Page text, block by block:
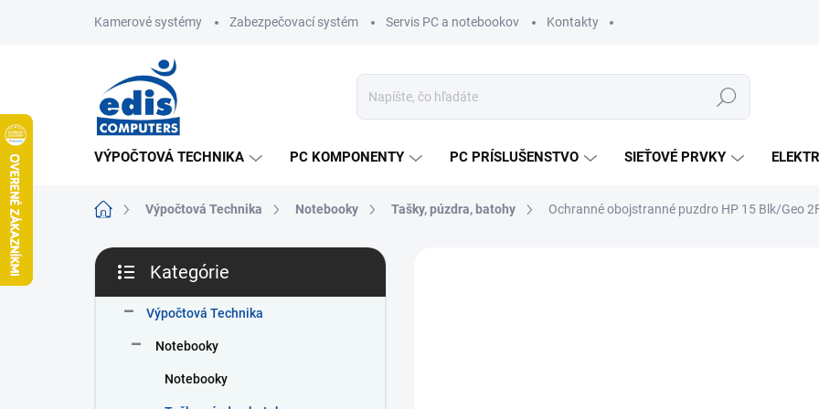
Kamerové systémy Zabezpečovací systém Servis PC a notebookov Kontakty
Hľadať
VÝPOČTOVÁ TECHNIKA PC KOMPONENTY PC PRÍSLUŠENSTVO SIEŤOVÉ PRVKY
DomovVýpočtová Technika Notebooky Tašky, púzdra, batohy Ochranné obojstranné puzdro HP 15 Blk/Geo
B
č
kategórie
Kategórie
Výpočtová Technika
Notebooky
Notebooky